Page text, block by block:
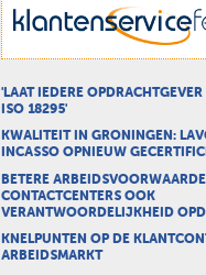
'LAAT IEDERE
ISO 18295'
KWALITEIT IN GRONINGEN:
INCASSO OPNIEUW
BETERE
CONTACTCENTERS OOK
VERANTWOORDELIJKHEID
KNELPUNTEN OP DE
ARBEIDSMARKT